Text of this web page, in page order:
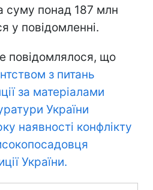
суму понад 187 млн
у повідомленні.
повідомлялося, що
з питань
за матеріалами
України
наявності конфлікту
України.